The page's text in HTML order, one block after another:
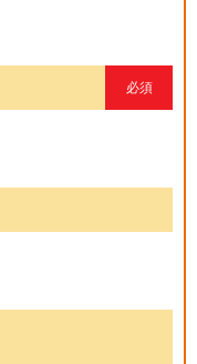
必須